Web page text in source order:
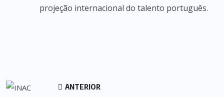
projeção internacional do talento português.
ANTERIOR